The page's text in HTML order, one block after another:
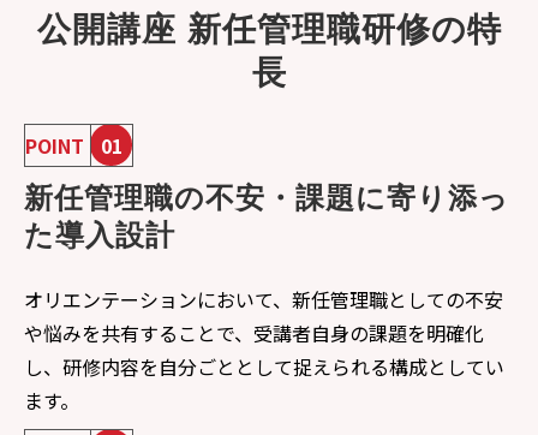
公開講座 新任管理職研修の特
長
POINT 01
新任管理職の不安・課題に寄り添っ
た導入設計
オリエンテーションにおいて、新任管理職としての不安
や悩みを共有することで、受講者自身の課題を明確化
し、研修内容を自分ごととして捉えられる構成としてい
ます。